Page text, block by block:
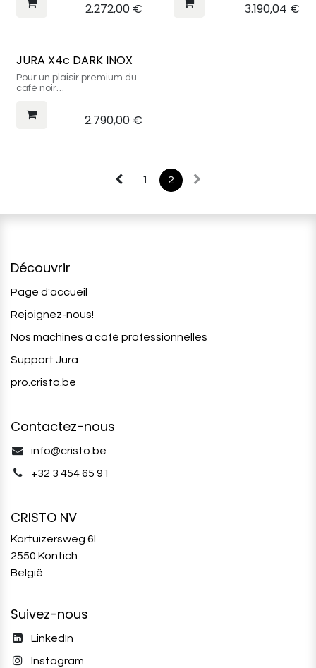
2.272,00€ 3.190,04 €
JURA X4c DARK INOX
Pour un plaisir premium du
café noir
2.790,00€
1 2
Découvrir
Page d'accueil
Rejoignez-nous!
Nos machines à café professionnelles
Support Jura
pro.cristo.be
Contactez-nous
info@cristo.be
+32 3 454 65 91‬
CRISTO NV
Kartuizersweg 6I
2550 Kontich
België
Suivez-nous
LinkedIn
Instagram